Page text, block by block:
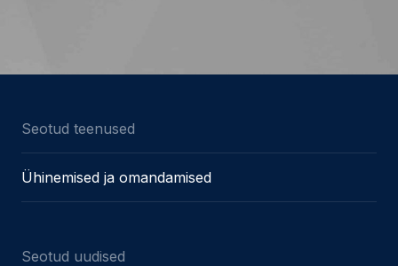
Seotud teenused
Ühinemised ja omandamised
Seotud uudised